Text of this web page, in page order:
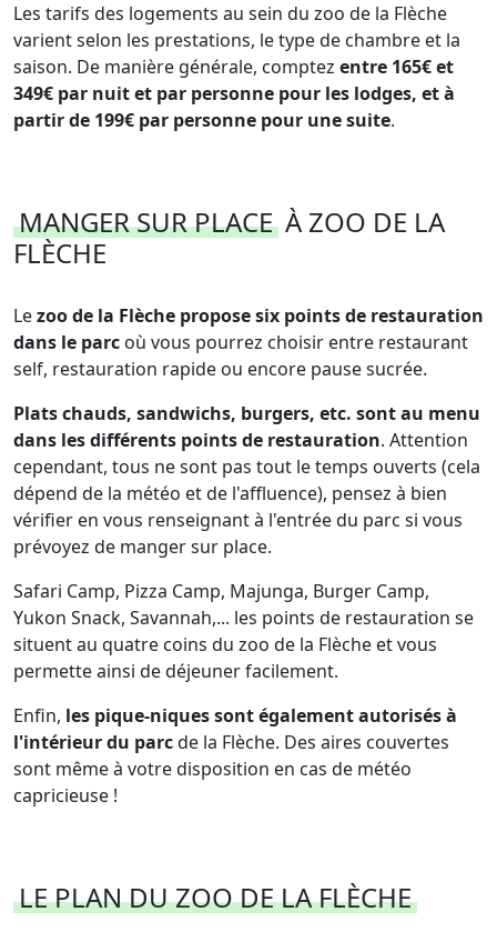
Les tarifs des logements au sein du zoo de la Flèche
varient selon les prestations, le type de chambre et la
saison. De manière générale, comptez entre 165€ et
349€ par nuit et par personne pour les lodges, et à
partir de 199€ par personne pour une suite.
MANGER SUR PLACE À ZOO DE LA
FLÈCHE
Lezoo de la Flèche propose six points de restauration
dans le parc où vous pourrez choisir entre restaurant
self, restauration rapide ou encore pause sucrée.
Plats chauds, sandwichs, burgers, etc. sont au menu
dans les différents points de restauration. Attention
cependant, tous ne sont pas tout le temps ouverts (cela
dépend de la météo et de l'affluence), pensez à bien
vérifier en vous renseignant à l'entrée du parc si vous
prévoyez de manger sur place.
Safari Camp, Pizza Camp, Majunga, Burger Camp,
Yukon Snack, Savannah,... les points de restauration se
situent au quatre coins du zoo de la Flèche et vous
permette ainsi de déjeuner facilement.
Enfin, les pique-niques sont également autorisés à
l'intérieur du parcde la Flèche. Des aires couvertes
sont même à votre disposition en cas de météo
capricieuse !
LE PLAN DU ZOO DE LA FLÈCHE